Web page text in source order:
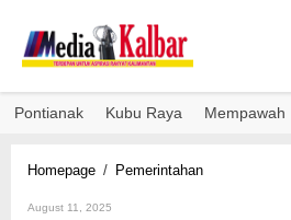
content
Pontianak Kubu Raya Mempawah
Homepage / PemerintahanKanwil
August 11, 2025